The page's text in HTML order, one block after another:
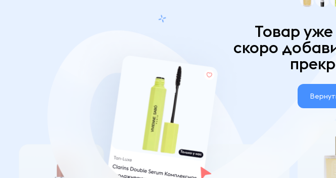
Товар уже
скоро